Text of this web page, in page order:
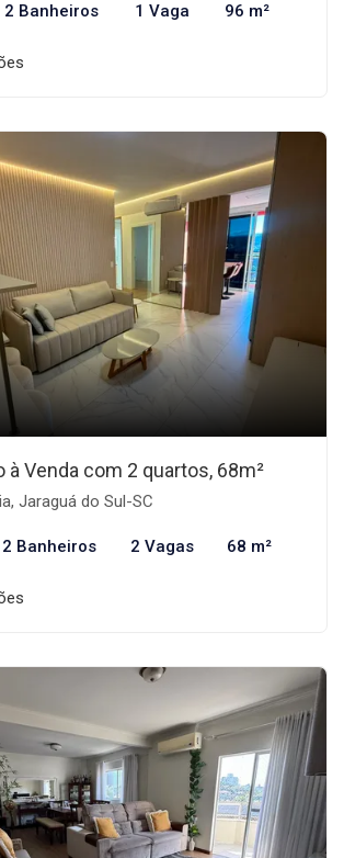
2 Banheiros 1 Vaga 96 m²
à Venda com 2 quartos, 68m²
Jaraguá do Sul-SC
2 Banheiros 2 Vagas 68 m²